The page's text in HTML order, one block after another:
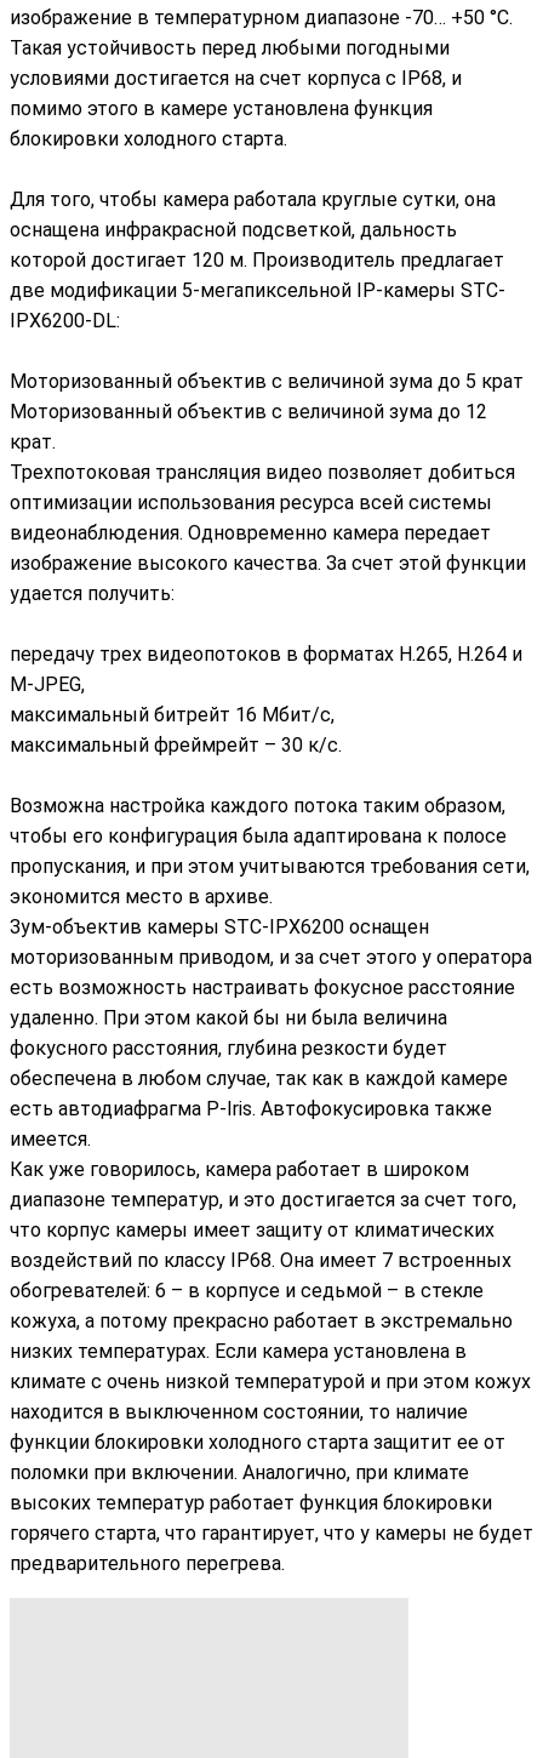
изображение в температурном диапазоне -70… +50 °C.
Такая устойчивость перед любыми погодными
условиями достигается на счет корпуса с IP68, и
помимо этого в камере установлена функция
блокировки холодного старта.
Для того, чтобы камера работала круглые сутки, она
оснащена инфракрасной подсветкой, дальность
которой достигает 120 м. Производитель предлагает
две модификации 5-мегапиксельной IP-камеры STC-
IPX6200-DL:
Моторизованный объектив с величиной зума до 5 крат
Моторизованный объектив с величиной зума до 12
крат.
Трехпотоковая трансляция видео позволяет добиться
оптимизации использования ресурса всей системы
видеонаблюдения. Одновременно камера передает
изображение высокого качества. За счет этой функции
удается получить:
передачу трех видеопотоков в форматах H.265, H.264 и
M-JPEG,
максимальный битрейт 16 Мбит/с,
максимальный фреймрейт – 30 к/c.
Возможна настройка каждого потока таким образом,
чтобы его конфигурация была адаптирована к полосе
пропускания, и при этом учитываются требования сети,
экономится место в архиве.
Зум-объектив камеры STC-IPX6200 оснащен
моторизованным приводом, и за счет этого у оператора
есть возможность настраивать фокусное расстояние
удаленно. При этом какой бы ни была величина
фокусного расстояния, глубина резкости будет
обеспечена в любом случае, так как в каждой камере
есть автодиафрагма P-Iris. Автофокусировка также
имеется.
Как уже говорилось, камера работает в широком
диапазоне температур, и это достигается за счет того,
что корпус камеры имеет защиту от климатических
воздействий по классу IP68. Она имеет 7 встроенных
обогревателей: 6 – в корпусе и седьмой – в стекле
кожуха, а потому прекрасно работает в экстремально
низких температурах. Если камера установлена в
климате с очень низкой температурой и при этом кожух
находится в выключенном состоянии, то наличие
функции блокировки холодного старта защитит ее от
поломки при включении. Аналогично, при климате
высоких температур работает функция блокировки
горячего старта, что гарантирует, что у камеры не будет
предварительного перегрева.